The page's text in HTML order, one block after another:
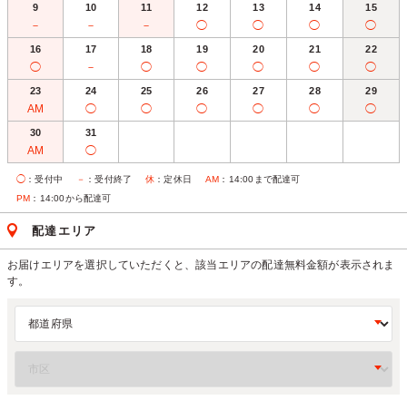
9
－
10
－
11
－
12
◯
13
◯
14
◯
15
◯
16
◯
17
－
18
◯
19
◯
20
◯
21
◯
22
◯
23
AM
24
◯
25
◯
26
◯
27
◯
28
◯
29
◯
30
AM
31
◯
◯ ：受付中 － ：受付終了 休 ：定休日 AM ：14:00まで配達可
PM ：14:00から配達可
配達エリア
お届けエリアを選択していただくと、該当エリアの配達無料金額が表示されま
す。